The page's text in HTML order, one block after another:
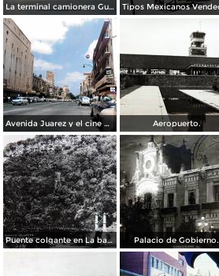
La terminal camionera Guadalajara, Jalisco 1961
Avenida Juarez y el cine Variedades Guadalajara, Jalisco 1961 Aeropuerto.
Puente colgante en La barranca de Oblatos. Palacio de Gobierno.